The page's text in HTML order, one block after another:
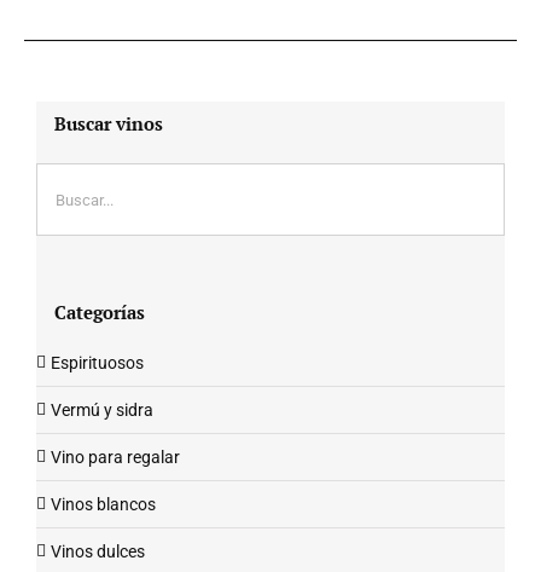
Buscar vinos
Categorías
Espirituosos
Vermú y sidra
Vino para regalar
Vinos blancos
Vinos dulces